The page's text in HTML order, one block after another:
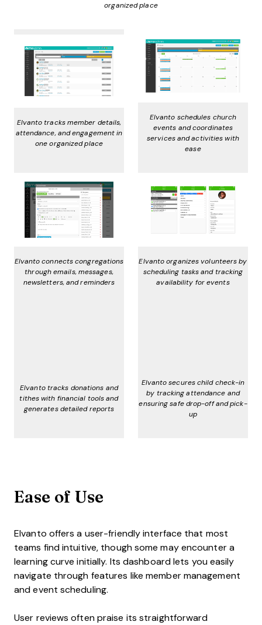
organized place
Elvanto tracks member details,
attendance, and engagement in
one organized place
Elvanto schedules church
events and coordinates
services and activities with
ease
Elvanto connects congregations
through emails, messages,
newsletters, and reminders
Elvanto organizes volunteers by
scheduling tasks and tracking
availability for events
Elvanto tracks donations and
tithes with financial tools and
generates detailed reports
Elvanto secures child check-in
by tracking attendance and
ensuring safe drop-off and pick-
up
Ease of Use
Elvanto offers a user-friendly interface that most
teams find intuitive, though some may encounter a
learning curve initially. Its dashboard lets you easily
navigate through features like member management
and event scheduling.
User reviews often praise its straightforward